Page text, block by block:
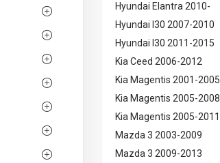
Hyundai Elantra 2010-
Hyundai I30 2007-2010
Hyundai I30 2011-2015
Kia Ceed 2006-2012
Kia Magentis 2001-2005
Kia Magentis 2005-2008
Kia Magentis 2005-2011
Mazda 3 2003-2009
Mazda 3 2009-2013